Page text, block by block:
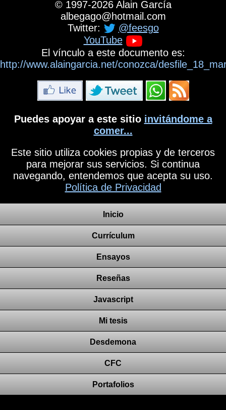
©1997-2026 Alain García
albegago@hotmail.com
Twitter:
@feesgo
YouTube
El vínculo a este documento es:
http://www.alaingarcia.net/conozca/
Puedes apoyar a este sitio invitándome a
comer...
Este sitio utiliza cookies propias y de terceros
para mejorar sus servicios. Si continua
navegando, entendemos que acepta su uso.
Política de Privacidad
Inicio
Currículum
Ensayos
Reseñas
Javascript
Mi tesis
Desdemona
CFC
Portafolios